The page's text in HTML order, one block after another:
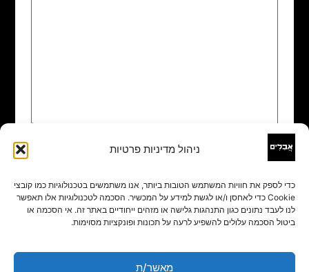
ניהול מדיניות פרטיות
כדי לספק את חוויות המשתמש הטובות ביותר, אנו משתמשים בטכנולוגיות כמו קובצי
Cookie כדי לאחסן ו/או לגשת למידע על המכשיר. הסכמה לטכנולוגיות אלו תאפשר
לנו לעבד נתונים כגון התנהגות גלישה או מזהים ייחודיים באתר זה. אי הסכמה או
ביטול הסכמה עלולים להשפיע לרעה על תכונות ופונקציות מסוימות.
מאשר/ת
שם
אימייל*